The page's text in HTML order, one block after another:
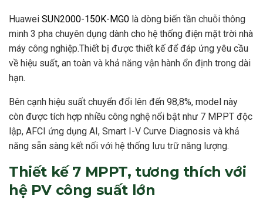
Huawei SUN2000-150K-MG0 là dòng biến tần chuỗi thông
minh 3 pha chuyên dụng dành cho hệ thống điện mặt trời nhà
máy công nghiệp.Thiết bị được thiết kế để đáp ứng yêu cầu
về hiệu suất, an toàn và khả năng vận hành ổn định trong dài
hạn.
Bên cạnh hiệu suất chuyển đổi lên đến 98,8%, model này
còn được tích hợp nhiều công nghệ nổi bật như 7 MPPT độc
lập, AFCI ứng dụng AI, Smart I-V Curve Diagnosis và khả
năng sẵn sàng kết nối với hệ thống lưu trữ năng lượng.
Thiết kế 7 MPPT, tương thích với
hệ PV công suất lớn